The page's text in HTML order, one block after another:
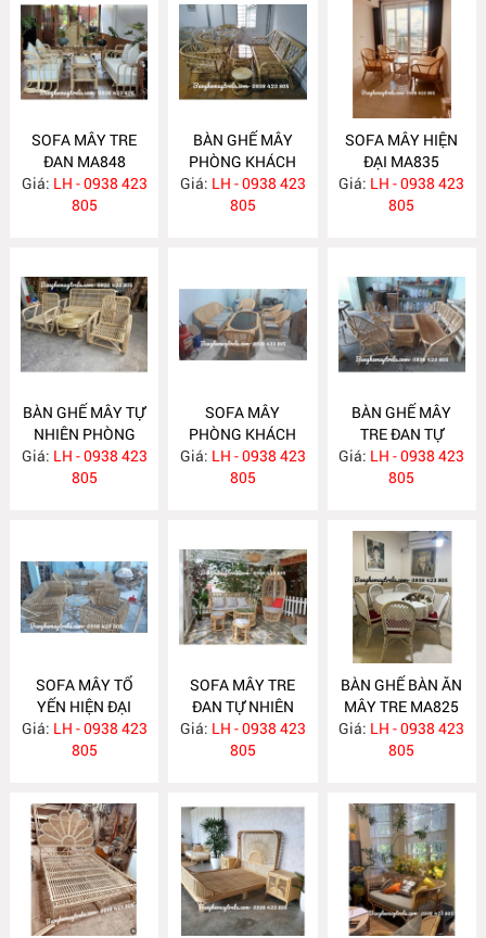
SOFA MÂY TRE
ĐAN MA848
Giá: LH - 0938 423
805
BÀN GHẾ MÂY
PHÒNG KHÁCH
MA839
Giá: LH - 0938 423
805
SOFA MÂY HIỆN
ĐẠI MA835
Giá: LH - 0938 423
805
BÀN GHẾ MÂY TỰ
NHIÊN PHÒNG
KHÁCH MA834
Giá: LH - 0938 423
805
SOFA MÂY
PHÒNG KHÁCH
HIỆN ĐẠI MA833
Giá: LH - 0938 423
805
BÀN GHẾ MÂY
TRE ĐAN TỰ
NHIÊN MA832
Giá: LH - 0938 423
805
SOFA MÂY TỔ
YẾN HIỆN ĐẠI
MA831
Giá: LH - 0938 423
805
SOFA MÂY TRE
ĐAN TỰ NHIÊN
MA830
Giá: LH - 0938 423
805
BÀN GHẾ BÀN ĂN
MÂY TRE MA825
Giá: LH - 0938 423
805